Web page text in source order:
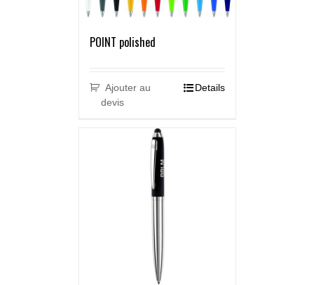
POINT polished
Ajouter au
devis
Details